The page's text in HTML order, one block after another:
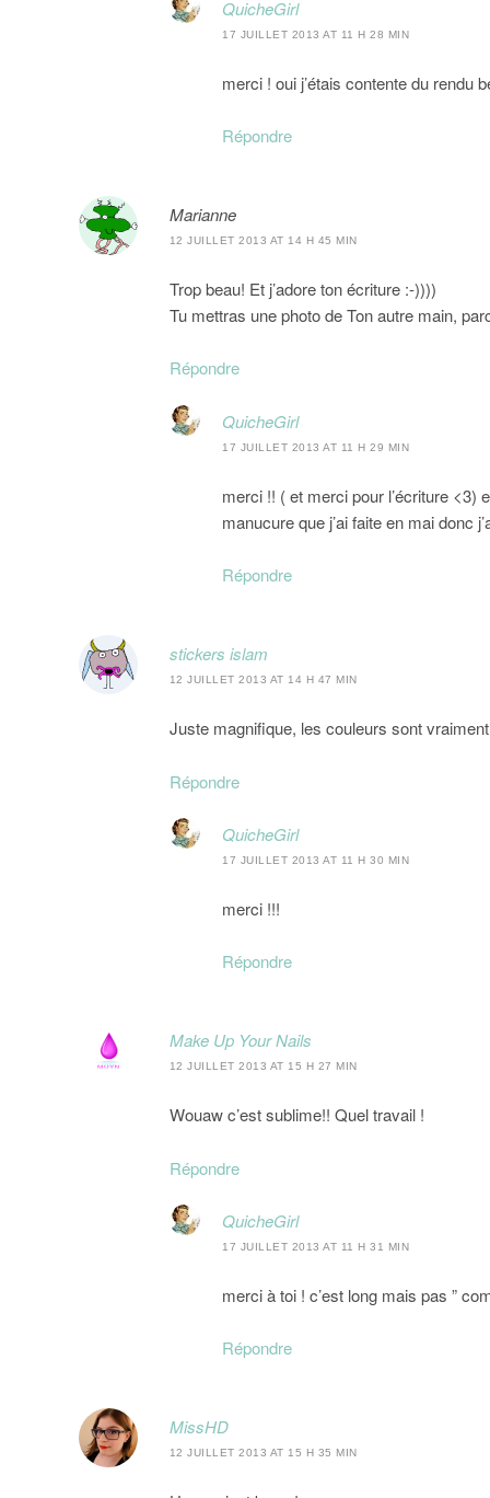
QuicheGirl
17 JUILLET 2013 AT 11 H 28 MIN
merci ! oui j’étais contente du rendu
Répondre
Marianne
12 JUILLET 2013 AT 14 H 45 MIN
Trop beau! Et j’adore ton écriture :-))))
Tu mettras une photo de Ton autre main,
Répondre
QuicheGirl
17 JUILLET 2013 AT 11 H 29 MIN
merci !! ( et merci pour l’écriture <3)
manucure que j’ai faite en mai donc
Répondre
stickers islam
12 JUILLET 2013 AT 14 H 47 MIN
Juste magnifique, les couleurs sont
Répondre
QuicheGirl
17 JUILLET 2013 AT 11 H 30 MIN
merci !!!
Répondre
Make Up Your Nails
12 JUILLET 2013 AT 15 H 27 MIN
Wouaw c’est sublime!! Quel travail !
Répondre
QuicheGirl
17 JUILLET 2013 AT 11 H 31 MIN
merci à toi ! c’est long mais pas ”
Répondre
MissHD
12 JUILLET 2013 AT 15 H 35 MIN